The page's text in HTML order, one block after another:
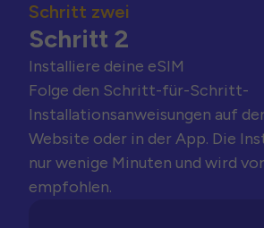
Schritt zwei
Schritt 2
Installiere deine eSIM
Folge den Schritt-für-Schritt-
Installationsanweisungen auf
Website oder in der App. Die
nur wenige Minuten und wird
empfohlen.